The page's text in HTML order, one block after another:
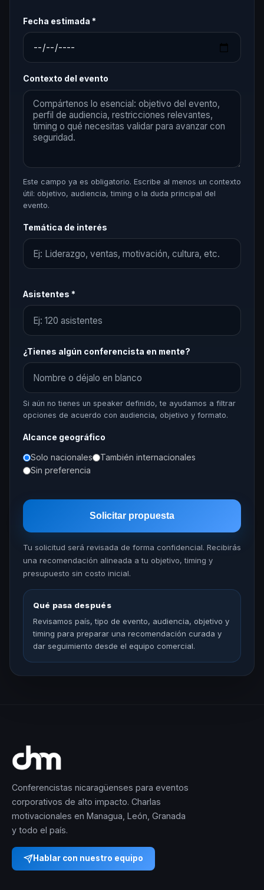
Fecha estimada *
Contexto del evento
Este campo ya es obligatorio. Escribe al menos un contexto
útil: objetivo, audiencia, timing o la duda principal del
evento.
Temática de interés
Asistentes *
¿Tienes algún conferencista en mente?
Si aún no tienes un speaker definido, te ayudamos a filtrar
opciones de acuerdo con audiencia, objetivo y formato.
Alcance geográfico
Solo nacionales
También internacionales
Sin preferencia
Solicitar propuesta
Tu solicitud será revisada de forma confidencial. Recibirás
una recomendación alineada a tu objetivo, timing y
presupuesto sin costo inicial.
Qué pasa después
Revisamos país, tipo de evento, audiencia, objetivo y
timing para preparar una recomendación curada y
dar seguimiento desde el equipo comercial.
Conferencistas nicaragüenses para eventos
corporativos de alto impacto. Charlas
motivacionales en Managua, León, Granada
y todo el país.
Hablar con nuestro equipo